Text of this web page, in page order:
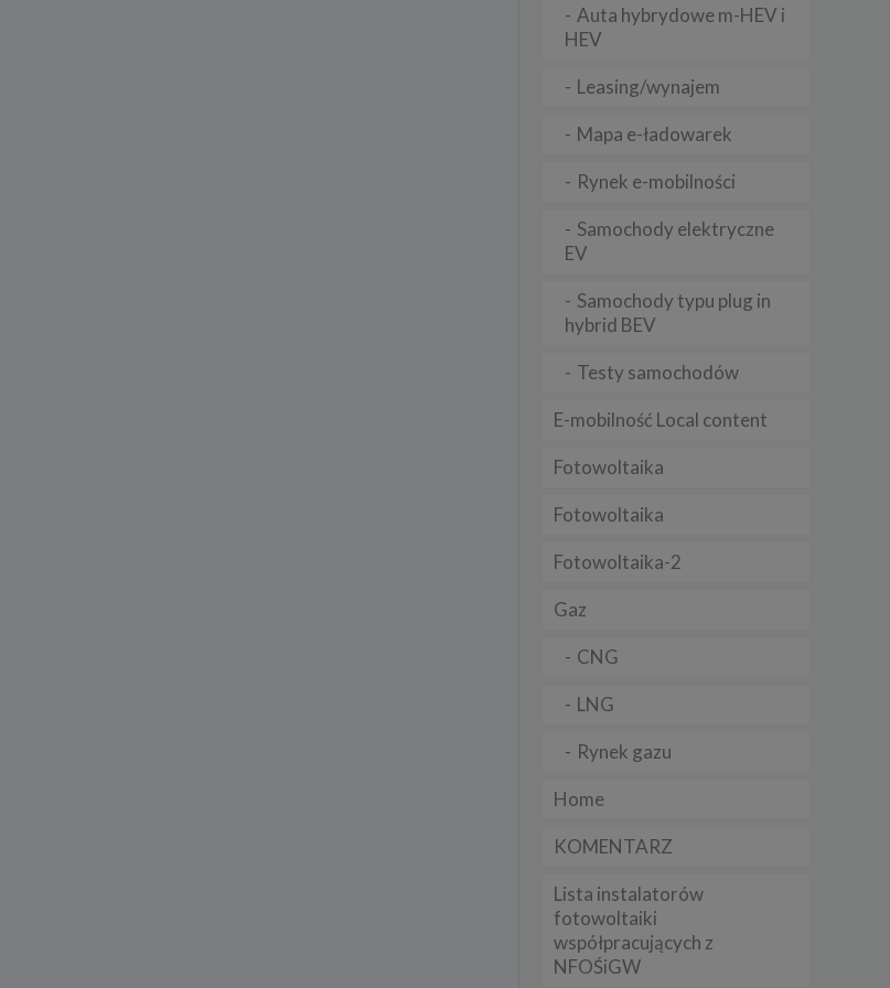
Auta hybrydowe m-HEV i
HEV
Leasing/wynajem
Mapa e-ładowarek
Rynek e-mobilności
Samochody elektryczne
EV
Samochody typu plug in
hybrid BEV
Testy samochodów
E-mobilność Local content
Fotowoltaika
Fotowoltaika
Fotowoltaika-2
Gaz
CNG
LNG
Rynek gazu
Home
KOMENTARZ
Lista instalatorów
fotowoltaiki
współpracujących z
NFOŚiGW